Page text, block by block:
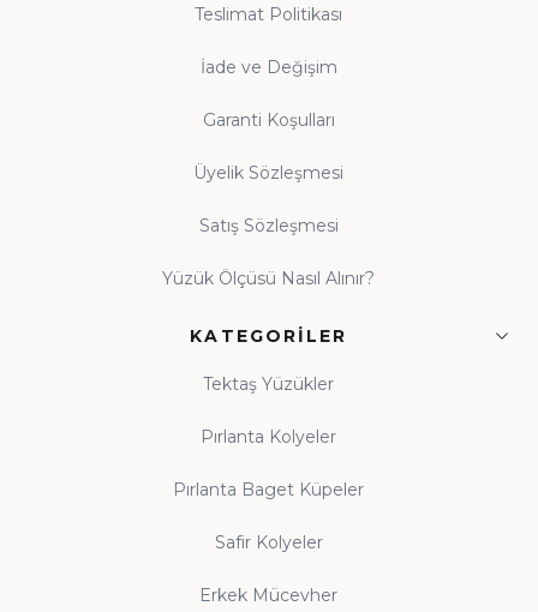
Teslimat Politikası
İade ve Değişim
Garanti Koşulları
Üyelik Sözleşmesi
Satış Sözleşmesi
Yüzük Ölçüsü Nasıl Alınır?
KATEGORILER
Tektaş Yüzükler
Pırlanta Kolyeler
Pırlanta Baget Küpeler
Safir Kolyeler
Erkek Mücevher